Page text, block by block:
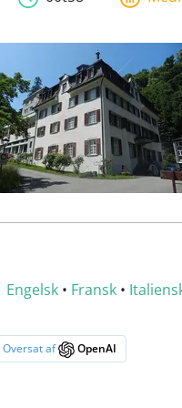
Engelsk • Fransk •
Oversat af OpenAI